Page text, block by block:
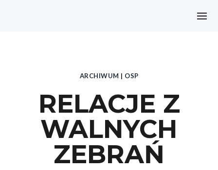
ARCHIWUM | OSP
RELACJE Z
WALNYCH
ZEBRAŃ